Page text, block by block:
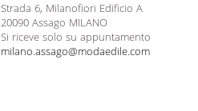
Strada 6, Milanofiori Edificio A
20090 Assago MILANO
Si riceve solo su appuntamento
milano.assago@modaedile.com